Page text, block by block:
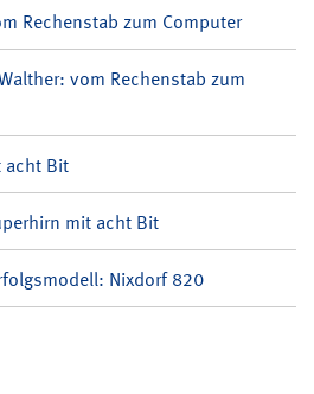
Rechenstab zum Computer
vom Rechenstab zum
acht Bit
mit acht Bit
Nixdorf 820